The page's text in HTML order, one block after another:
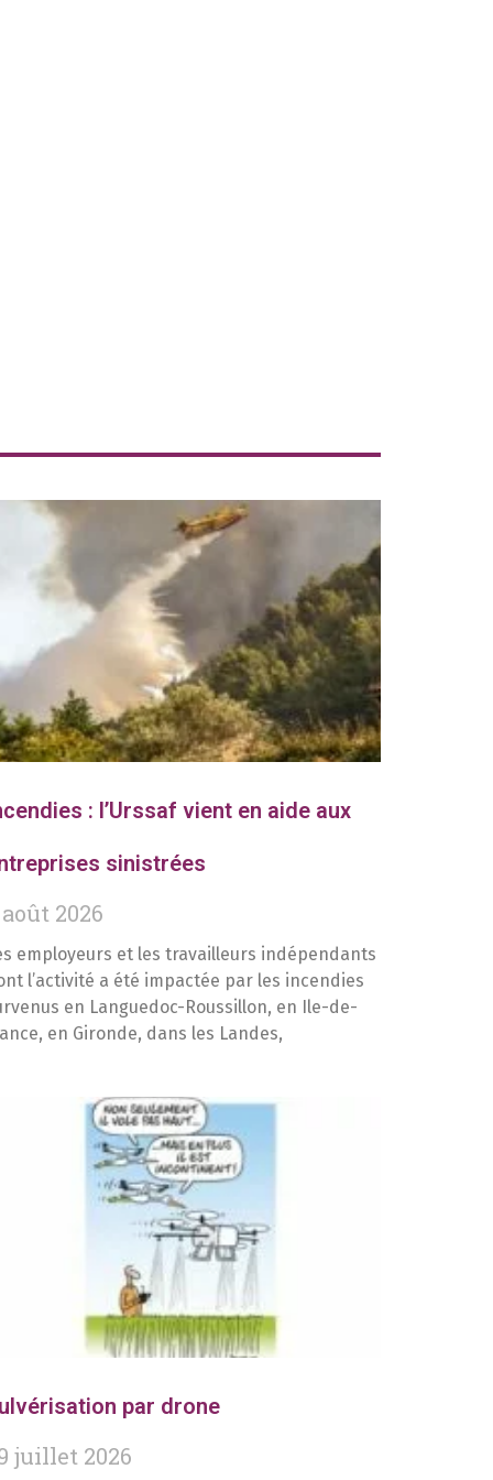
: l’Urssaf vient en aide aux
sinistrées
2026
employeurs et les travailleurs indépendants
l’activité a été impactée par les incendies
en Languedoc-Roussillon, en Ile-de-
en Gironde, dans les Landes,
par drone
juillet 2026